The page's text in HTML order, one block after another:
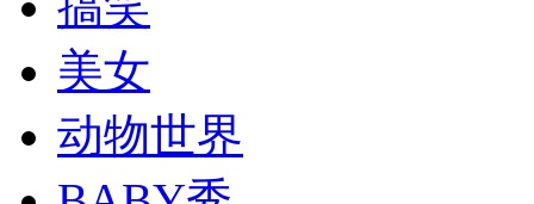
走！跟着总书记去植树
消防员救轻生者
美女
动物世界